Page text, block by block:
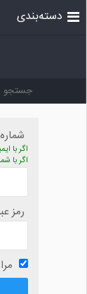
دسته‌بندی
اگر با
اگر با
رمز